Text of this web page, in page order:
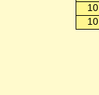
10
10